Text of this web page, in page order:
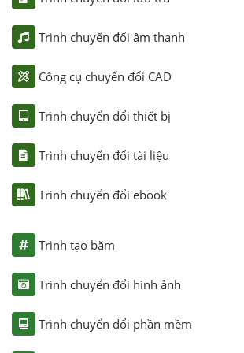
Trình chuyển đổi âm thanh
Công cụ chuyển đổi CAD
Trình chuyển đổi thiết bị
Trình chuyển đổi tài liệu
Trình chuyển đổi ebook
Trình tạo băm
Trình chuyển đổi hình ảnh
Trình chuyển đổi phần mềm